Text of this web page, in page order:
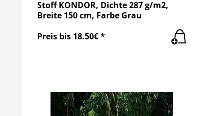
Stoff KONDOR, Dichte 287 g/m2,
Breite 150 cm, Farbe Grau
Preis bis 18.50€ *